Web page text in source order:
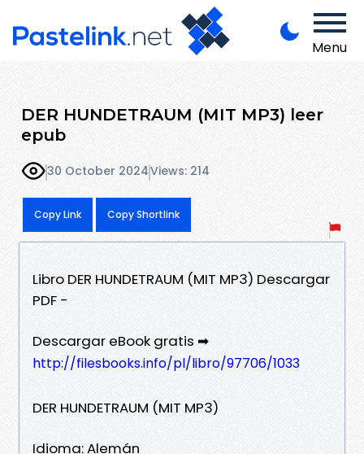
Menu
DER HUNDETRAUM (MIT MP3) leer
epub
30 October 2024Views: 214
Copy Link Copy Shortlink
Libro DER HUNDETRAUM (MIT MP3) Descargar
PDF -
Descargar eBook gratis ➡
http://filesbooks.info/pl/libro/97706/1033
DER HUNDETRAUM (MIT MP3)
Idioma: Alemán